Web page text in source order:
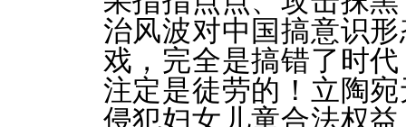
治风波对中国搞意识
戏，完全是搞错了时
注定是徒劳的！立陶
侵犯妇女儿童合法权